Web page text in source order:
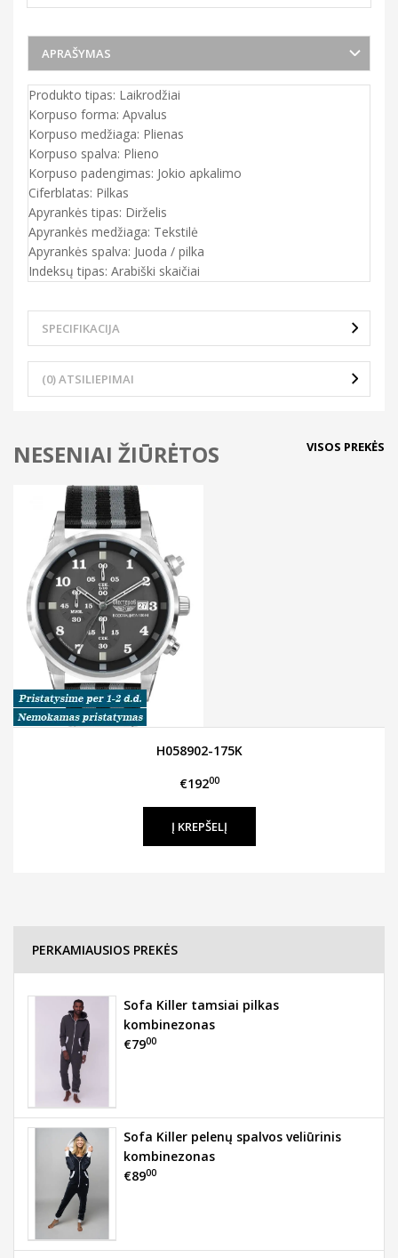
APRAŠYMAS
Produkto tipas: Laikrodžiai
Korpuso forma: Apvalus
Korpuso medžiaga: Plienas
Korpuso spalva: Plieno
Korpuso padengimas: Jokio apkalimo
Ciferblatas: Pilkas
Apyrankės tipas: Dirželis
Apyrankės medžiaga: Tekstilė
Apyrankės spalva: Juoda / pilka
Indeksų tipas: Arabiški skaičiai
SPECIFIKACIJA
(0) ATSILIEPIMAI
NESENIAI ŽIŪRĖTOS VISOS PREKĖS
H058902-175K
€19200
PERKAMIAUSIOS PREKĖS
Sofa Killer tamsiai pilkas
kombinezonas
€7900
Sofa Killer pelenų spalvos veliūrinis
kombinezonas
€8900